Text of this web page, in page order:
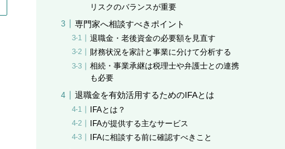
リスクのバランスが重要
専門家へ相談すべきポイント
退職金・老後資金の必要額を見直す
財務状況を家計と事業に分けて分析する
相続・事業承継は税理士や弁護士との連携
も必要
退職金を有効活用するためのIFAとは
IFAとは？
IFAが提供する主なサービス
IFAに相談する前に確認すべきこと